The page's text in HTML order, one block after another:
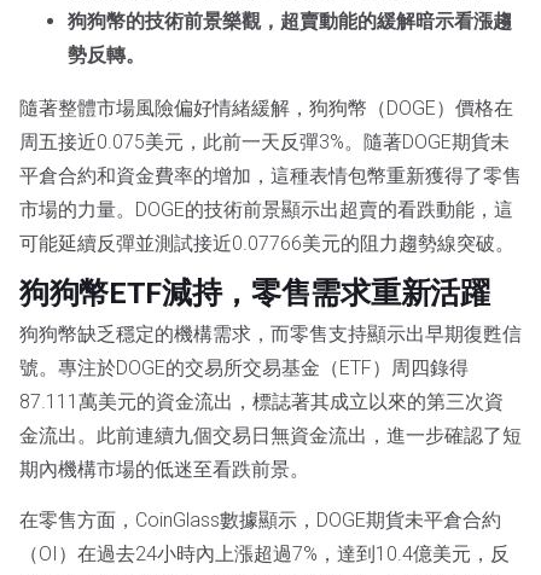
狗狗幣的技術前景樂觀，超賣動能的緩解暗示看漲趨
勢反轉。
隨著整體市場風險偏好情緒緩解，狗狗幣（DOGE）價格在
周五接近0.075美元，此前一天反彈3%。隨著DOGE期貨未
平倉合約和資金費率的增加，這種表情包幣重新獲得了零售
市場的力量。DOGE的技術前景顯示出超賣的看跌動能，這
可能延續反彈並測試接近0.07766美元的阻力趨勢線突破。
狗狗幣ETF減持，零售需求重新活躍
狗狗幣缺乏穩定的機構需求，而零售支持顯示出早期復甦信
號。專注於DOGE的交易所交易基金（ETF）周四錄得
87.111萬美元的資金流出，標誌著其成立以來的第三次資
金流出。此前連續九個交易日無資金流出，進一步確認了短
期內機構市場的低迷至看跌前景。
在零售方面，CoinGlass數據顯示，DOGE期貨未平倉合約
（OI）在過去24小時內上漲超過7%，達到10.4億美元，反